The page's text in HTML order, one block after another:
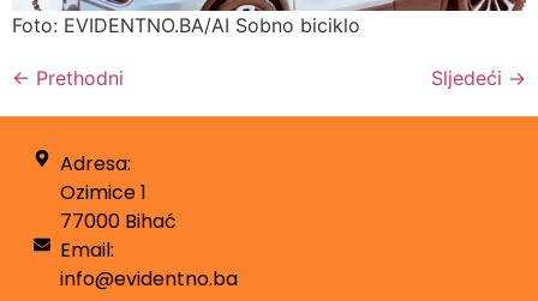
Foto: EVIDENTNO.BA/AI Sobno biciklo
← Prethodni Sljedeći →
Adresa:
Ozimice 1
77000 Bihać
Email:
info@evidentno.ba